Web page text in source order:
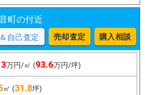
町の付近
自己査定 売却査定 購入相談
万円/㎡ (93.6万円/坪)
㎡ (31.8坪)